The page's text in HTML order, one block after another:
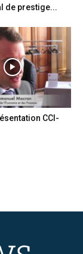
de prestige...
CCI-